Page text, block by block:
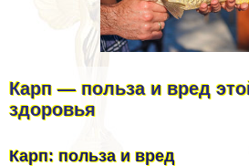
Карп — польза и вред
здоровья
Карп: польза и вред